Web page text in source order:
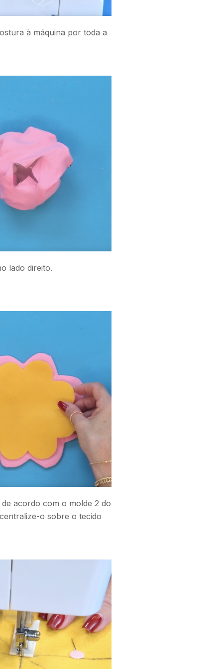
à máquina por toda a
lado direito.
acordo com o molde 2 do
o sobre o tecido